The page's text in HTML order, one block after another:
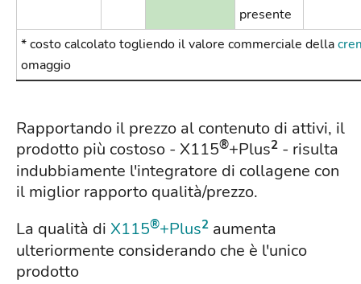
presente
* costo calcolato togliendo il valore commerciale della
omaggio
Rapportando il prezzo al contenuto di attivi, il
prodotto più costoso - X115®+Plus2 - risulta
indubbiamente l'integratore di collagene con
il miglior rapporto qualità/prezzo.
La qualità di X115®+Plus2 aumenta
ulteriormente considerando che è l'unico
prodotto